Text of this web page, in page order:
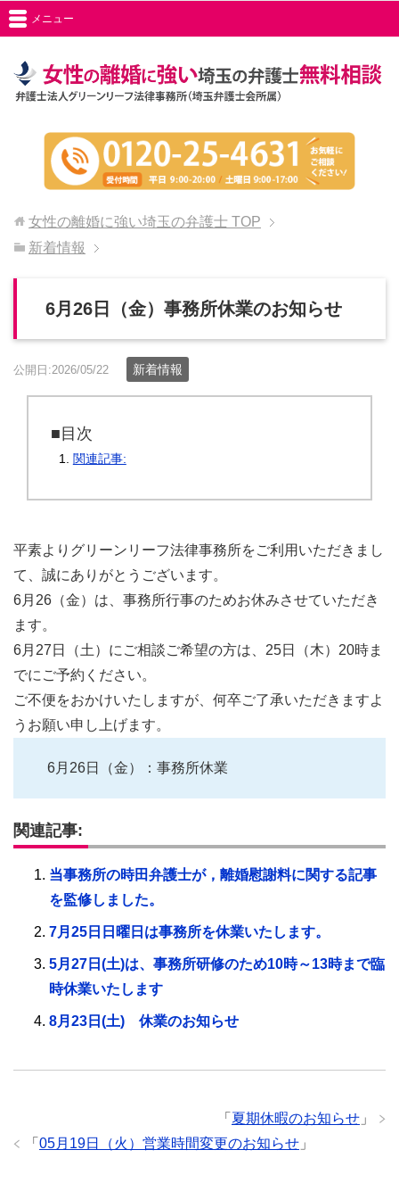
メニュー
女性の離婚に強い埼玉の弁護士 TOP
新着情報
6月26日（金）事務所休業のお知らせ
公開日:2026/05/22 新着情報
■目次
関連記事:
平素よりグリーンリーフ法律事務所をご利用いただきまし
て、誠にありがとうございます。
6月26（金）は、事務所行事のためお休みさせていただき
ます。
6月27日（土）にご相談ご希望の方は、25日（木）20時ま
でにご予約ください。
ご不便をおかけいたしますが、何卒ご了承いただきますよ
うお願い申し上げます。
6月26日（金）：事務所休業
関連記事:
当事務所の時田弁護士が，離婚慰謝料に関する記事
を監修しました。
7月25日日曜日は事務所を休業いたします。
5月27日(土)は、事務所研修のため10時～13時まで臨
時休業いたします
8月23日(土) 休業のお知らせ
「 夏期休暇のお知らせ 」
「 05月19日（火）営業時間変更のお知らせ 」